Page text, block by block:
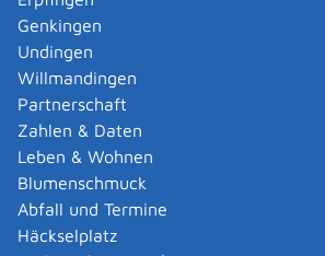
Genkingen
Undingen
Willmandingen
Partnerschaft
Zahlen & Daten
Leben & Wohnen
Blumenschmuck
Abfall und Termine
Häckselplatz
Adoption eines ausländischen
Umwandlung einer schwachen in
Adoption beantragen
Adoption eines deutschen Kindes
von Amts wegen
Adoption eines erwachsenen
Adoptionspflege eines
aufnehmen
Adressänderung auf der eID-
Adressbuch - Eintrag sperren